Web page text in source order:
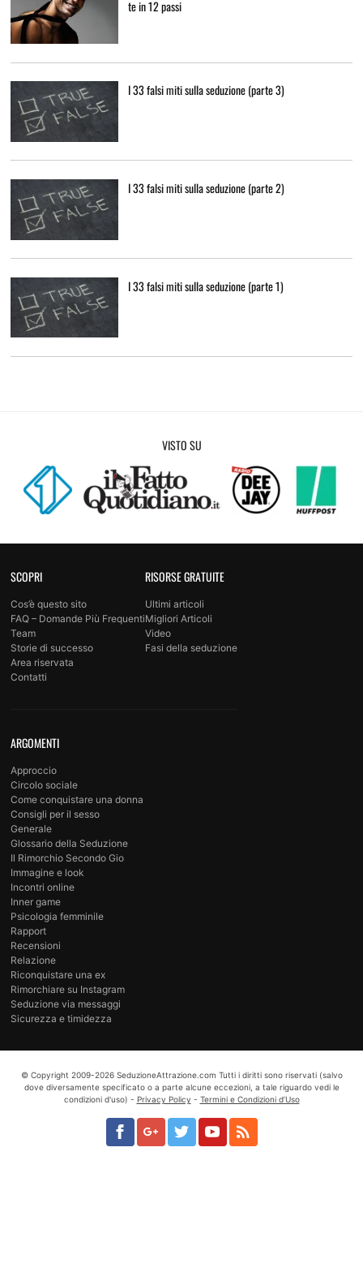
te in 12 passi
I 33 falsi miti sulla seduzione (parte 3)
I 33 falsi miti sulla seduzione (parte 2)
I 33 falsi miti sulla seduzione (parte 1)
VISTO SU
SCOPRI
Cos’è questo sito
FAQ – Domande Più Frequenti
Team
Storie di successo
Area riservata
Contatti
RISORSE GRATUITE
Ultimi articoli
Migliori Articoli
Video
Fasi della seduzione
ARGOMENTI
Approccio
Circolo sociale
Come conquistare una donna
Consigli per il sesso
Generale
Glossario della Seduzione
Il Rimorchio Secondo Gio
Immagine e look
Incontri online
Inner game
Psicologia femminile
Rapport
Recensioni
Relazione
Riconquistare una ex
Rimorchiare su Instagram
Seduzione via messaggi
Sicurezza e timidezza
© Copyright 2009-2026 SeduzioneAttrazione.com Tutti i diritti sono riservati (salvo
dove diversamente specificato o a parte alcune eccezioni, a tale riguardo vedi le
condizioni d'uso) - Privacy Policy - Termini e Condizioni d’Uso